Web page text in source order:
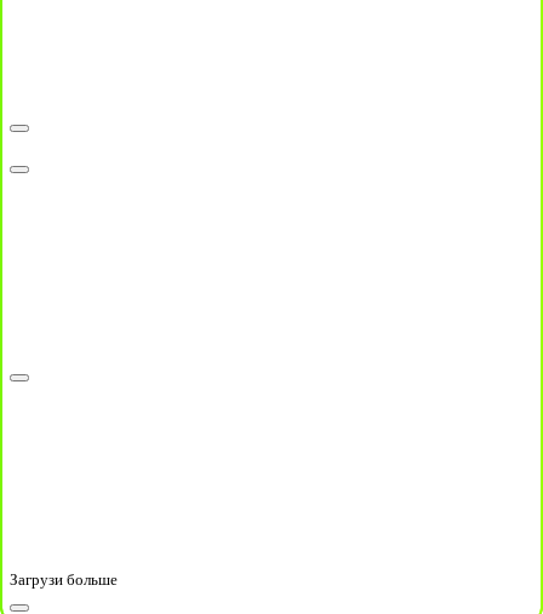
Загрузи больше